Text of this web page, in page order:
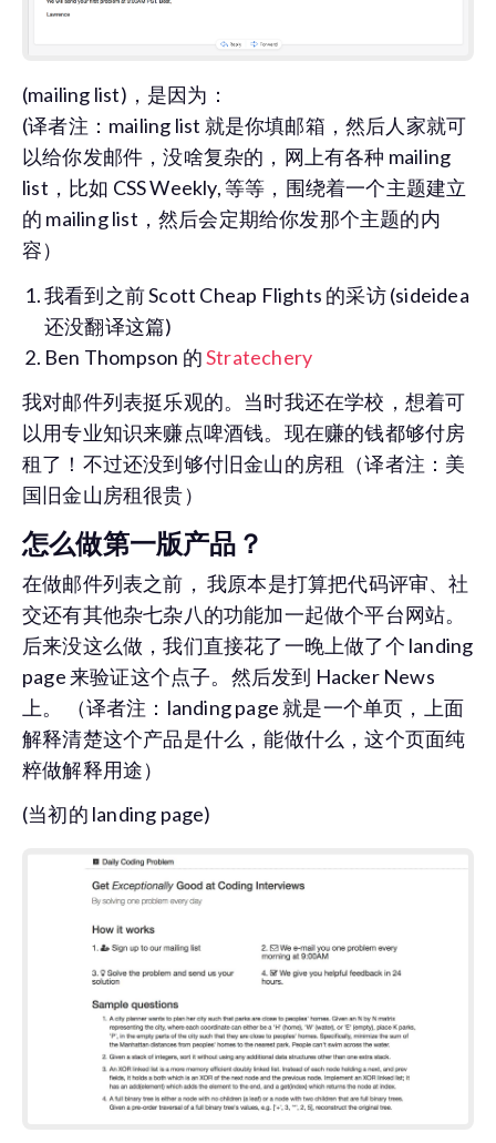
(mailing list)，是因为：
(译者注：mailing list 就是你填邮箱，然后人家就可
以给你发邮件，没啥复杂的，网上有各种 mailing
list，比如 CSS Weekly, 等等，围绕着一个主题建立
的 mailing list，然后会定期给你发那个主题的内
容）
我看到之前 Scott Cheap Flights 的采访 (sideidea
还没翻译这篇)
Ben Thompson 的Stratechery
我对邮件列表挺乐观的。当时我还在学校，想着可
以用专业知识来赚点啤酒钱。现在赚的钱都够付房
租了！不过还没到够付旧金山的房租（译者注：美
国旧金山房租很贵）
怎么做第一版产品？
在做邮件列表之前， 我原本是打算把代码评审、社
交还有其他杂七杂八的功能加一起做个平台网站。
后来没这么做，我们直接花了一晚上做了个 landing
page 来验证这个点子。然后发到 Hacker News
上。 （译者注：landing page 就是一个单页，上面
解释清楚这个产品是什么，能做什么，这个页面纯
粹做解释用途）
(当初的 landing page)